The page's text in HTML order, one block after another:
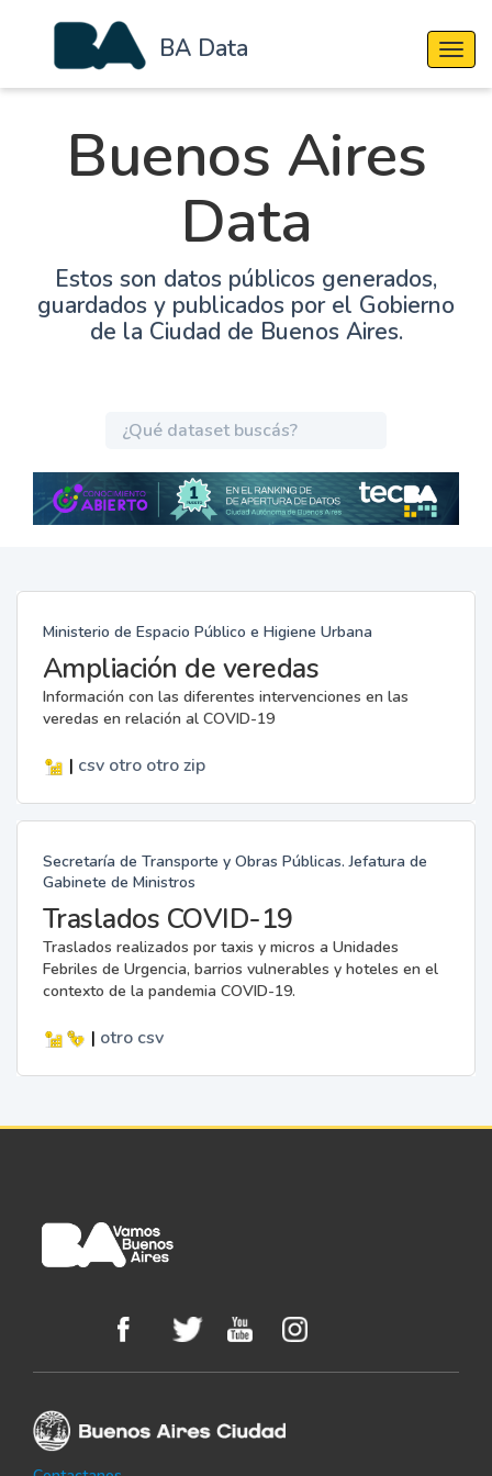
BA Data
Buenos Aires
Data
Estos son datos públicos generados,
guardados y publicados por el Gobierno
de la Ciudad de Buenos Aires.
Ministerio de Espacio Público e Higiene Urbana
Ampliación de veredas
Información con las diferentes intervenciones en las
veredas en relación al COVID-19
| csv otro otro zip
Secretaría de Transporte y Obras Públicas. Jefatura de
Gabinete de Ministros
Traslados COVID-19
Traslados realizados por taxis y micros a Unidades
Febriles de Urgencia, barrios vulnerables y hoteles en el
contexto de la pandemia COVID-19.
| otro csv